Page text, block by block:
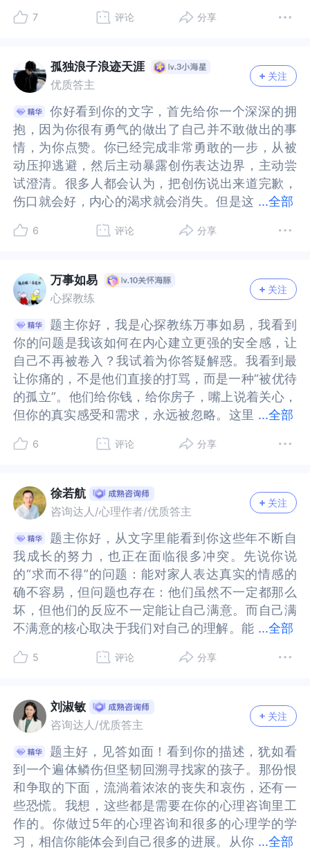
妹给我买的迪士尼玩偶，还是给我生日祝福我都记
得，我也都回礼，小姑妈给我买的东西我也会通过
被小姑妈推着的，小时候和妹妹相处就有这种感
觉，反正这次我明确表达了自己的需求都被小姑妈
说不要录音他说好但实言了，第二次再说不知道他
删没删，我温和而坚定地拒绝了后妈让我回家吃饭
的要求。我做这些是为了把我心里那些积压太久的
脓液，亲手挤出来。但我发现，即使我做了这么
多，内心的渴望和恨意依然在翻涌。我渴望一份平
等的、真诚的爱，但我看到他们的局限，他们给不
了。所以，我想探索的是：在看清了他们的局限、
的泥潭？以及，面对未来他们可能继续用房子、财
产等方式来尝试控制我时，我该如何在内心建立更
妹给我买的迪士尼玩偶，还是给我生日祝福我都记
得，我也都回礼，小姑妈给我买的东西我也会通过
被小姑妈推着的，小时候和妹妹相处就有这种感
觉，反正这次我明确表达了自己的需求都被小姑妈
说不要录音他说好但实言了，第二次再说不知道他
删没删，我温和而坚定地拒绝了后妈让我回家吃饭
的要求。我做这些是为了把我心里那些积压太久的
脓液，亲手挤出来。但我发现，即使我做了这么
多，内心的渴望和恨意依然在翻涌。我渴望一份平
等的、真诚的爱，但我看到他们的局限，他们给不
了。所以，我想探索的是：在看清了他们的局限、
的泥潭？以及，面对未来他们可能继续用房子、财
产等方式来尝试控制我时，我该如何在内心建立更
但没有这个家庭，我们或许还不能健康地在这里交
流。可能过去的自己很不幸，但是我们的人生是要
解或成长是陪伴自己内在的小孩长大。那么什么是
内在小孩呢？就是小时候受伤的自己内化的结果。
的，是缺少照顾和支持的。那么这些甚至还有更多
就是自身内在小孩的需求。把自己当成小孩，按照
自己理想的家庭成员去陪伴内在小孩成长。有太多
的伤痛，所以需要一个港湾来疗愈自己。爱是一种
伟大而无声的力量。可以治愈一切的伤痛。当你有
了一个陪伴着你的爱人，生活平静幸福，原生家庭
所带来的创伤也就渐渐在时间中痊愈了。也许你没
为自己最好的原生家庭。你可以给自己从未拥有过
的温柔，做那个为自己遮风挡雨的大人。你完全有
补回来。当你成为自己最稳固的依靠，曾经缺失的
安全感便会从心底生根发芽，最终长成一棵足以抵
御风雨的大树。
个家庭，我们或许还不能健康地在这里交流。可能
过去的自己很不幸，但是我们的人生是要继续不幸
是陪伴自己内在的小孩长大。那么什么是内在小孩
呢？就是小时候受伤的自己内化的结果。一个没有
少照顾和支持的。那么这些甚至还有更多就是自身
内在小孩的需求。把自己当成小孩，按照自己理想
的家庭成员去陪伴内在小孩成长。有太多的伤痛，
所以需要一个港湾来疗愈自己。爱是一种伟大而无
声的力量。可以治愈一切的伤痛。当你有了一个陪
伴着你的爱人，生活平静幸福，原生家庭所带来的
创伤也就渐渐在时间中痊愈了。也许你没有一个好
好的原生家庭。你可以给自己从未拥有过的温柔，
做那个为自己遮风挡雨的大人。你完全有能力改写
当你成为自己最稳固的依靠，曾经缺失的安全感便
会从心底生根发芽，最终长成一棵足以抵御风雨的
大树。
实很痛苦的，需要自己去看到早期那些过往。我举
一下，其实并没有效果。如果里面有炎症，依然看
到的是内在伤口，甚至很多时候处理的时候是很痛
苦的。内心也是如此，有些人假装幸福，假装快
乐，看似快乐背后久了会麻木。我们学过心理学都
知道，情绪是个捣蛋鬼，随时会出来，不受控制。
只要不被看到的情绪，在日常生活中都会随时影响
我们。你现在愿意处理和原生家庭的关系，并且是
想做到真正的“课题分离”。童年时期的你，经历了
很多事情。对一个孩子来说，这些都是生命中重要
的事情，甚至对成年人来说，母亲的离去也是创
伤，需要去哀悼，去看见内心深处的痛苦。课题分
你的真实感受和需求，永远被忽略。这里我们可以
思考一下，我们自己了解自己的真实感受和需求
一想，我们会了解身边哪个人真实的感受和需求
呢？除非我们自己知道，或者对方知道，坦诚说出
来，我们也许可以知道一些。最近你在做“把脓包挑
破”的事情，主要是你知道了自己必须这样去做：这
就是你为自己负责，也知道自己必须这样做。这样
的你其实是信任自己的，真正了解自己内心了，你
需要这样去做，这个“感受和需求”是真实的。也说
好。”所以，我是认同你这样去做，并且敢于为自己
负责，你对自己信任，其实自己对自己有安全感的
呢。【关于成长】这个端午节，你做了很不一样的
事。首先你敢于愤怒，和表弟（小舅舅儿子）吵
架，去表达愤怒和渴望。还有需要妹妹的关心，能
感受到你其实内心很在意他们。表弟和表妹对你的
态度，让你不舒服，主要是他们有人帮助？例如小
姑妈会因妹妹忙挡着了。如果我们要课题分离的
话，你可以表达自己的感受，别人如何回应是别人
己做主，而他们还有人照顾。你的感受是什么呢？
这里其实很复杂，有兄弟姐妹感情，也有如你说的
渴望一份平等的、真诚的爱。让我想起我的妈妈，
总是横在我和姐姐和其他家人之间。之前我也有愤
怒，在妈妈心里姐姐需要保护，需要帮她做主。而
我是可以自己处理的，后来我看到自己愤怒背后的
期待。慢慢没有期待，就会平静。就如你说你看到
他们的局限，他们给不了。这个过程我们真正为自
苦的，需要自己去看到早期那些过往。我举个不恰
其实并没有效果。如果里面有炎症，依然看到的是
内在伤口，甚至很多时候处理的时候是很痛苦的。
内心也是如此，有些人假装幸福，假装快乐，看似
快乐背后久了会麻木。我们学过心理学都知道，情
绪是个捣蛋鬼，随时会出来，不受控制。只要不被
看到的情绪，在日常生活中都会随时影响我们。你
现在愿意处理和原生家庭的关系，并且是想做到真
正的“课题分离”。童年时期的你，经历了很多事
情。对一个孩子来说，这些都是生命中重要的事
情，甚至对成年人来说，母亲的离去也是创伤，需
要去哀悼，去看见内心深处的痛苦。课题分离是分
实感受和需求，永远被忽略。这里我们可以思考一
下，我们自己了解自己的真实感受和需求吗？是不
们会了解身边哪个人真实的感受和需求呢？除非我
们自己知道，或者对方知道，坦诚说出来，我们也
许可以知道一些。最近你在做“把脓包挑破”的事
情，主要是你知道了自己必须这样去做：这就是你
为自己负责，也知道自己必须这样做。这样的你其
实是信任自己的，真正了解自己内心了，你需要这
样去做，这个“感受和需求”是真实的。也说明其实
好。”所以，我是认同你这样去做，并且敢于为自己
负责，你对自己信任，其实自己对自己有安全感的
呢。【关于成长】这个端午节，你做了很不一样的
事。首先你敢于愤怒，和表弟（小舅舅儿子）吵
架，去表达愤怒和渴望。还有需要妹妹的关心，能
感受到你其实内心很在意他们。表弟和表妹对你的
态度，让你不舒服，主要是他们有人帮助？例如小
姑妈会因妹妹忙挡着了。如果我们要课题分离的
话，你可以表达自己的感受，别人如何回应是别人
己做主，而他们还有人照顾。你的感受是什么呢？
这里其实很复杂，有兄弟姐妹感情，也有如你说的
渴望一份平等的、真诚的爱。让我想起我的妈妈，
总是横在我和姐姐和其他家人之间。之前我也有愤
怒，在妈妈心里姐姐需要保护，需要帮她做主。而
我是可以自己处理的，后来我看到自己愤怒背后的
期待。慢慢没有期待，就会平静。就如你说你看到
他们的局限，他们给不了。这个过程我们真正为自
7 评论 分享
孤独浪子浪迹天涯
优质答主
关注
...全部
你好看到你的文字，首先给你一个深深的拥
抱，因为你很有勇气的做出了自己并不敢做出的事
情，为你点赞。你已经完成非常勇敢的一步，从被
动压抑逃避，然后主动暴露创伤表达边界，主动尝
试澄清。很多人都会认为，把创伤说出来道完歉，
伤口就会好，内心的渴求就会消失。但是这
因为自己不够好配不上真心的偏爱。我们的内心深
己被主动看见，被在意，情绪被重视的家庭归属
感。如何破解：首先，尝试让渴求的关爱和残留的
恨意和平相处，停止内耗。承认父母和亲戚们的原
生家庭模式限制，他们只会用钱安排人情往来表达
关心，没有共情能力，这是他们的局限性，而不是
针对我们自己。尝试告诉自己，我内心那个小时候
受伤的孩子依然会难过和渴望关爱这是被允许的，
不用批评自己为什么还放不下。第二，把从外向外
求的依恋期待转向自我向内求。我们之所以会痛
苦，是因为一直把确认自己值得被爱的权利交给了
原生家庭，但其实想要得到爱，不是划清边界就结
我感到委屈时，我会不会安抚自己，而不是责怪自
己敏感我，当我失望的时候，我能否接纳自己的难
己的所有，允许所有的发生，同时我们也能给自己
安全感。第三，区分物质馈赠和情感绑架，物质是
物质，情感是情感，接受物质不代表我要让出我的
情绪边界，人格对立等等，他们愿意给予财产等是
他们的选择，不等于我们需要顺从他们的安排，选
择等等，不必因为接受了物质就自我绑架，很多时
候，我们容易被裹挟，是因为内在产生了亏欠感，
格从属。最后，建立自己的安全感，降低对原生家
庭务实的心理依赖，我们不必在意原生家庭是否能
交，无法深爱，包括那些父亲和亲戚等等复杂的关
系。强化自己的收入规划，即便没有家庭给予的财
产也能独立生活，当我们不害怕失去物质馈赠，别
人就很难用那些来拿捏自己。我们可以长期学习心
理学，坚持自我觉察，把过往的创伤经历转化为自
抱，因为你很有勇气的做出了自己并不敢做出的事
情，为你点赞。你已经完成非常勇敢的一步，从被
动压抑逃避，然后主动暴露创伤表达边界，主动尝
试澄清。很多人都会认为，把创伤说出来道完歉，
伤口就会好，内心的渴求就会消失。但是这种被积
己不够好配不上真心的偏爱。我们的内心深处是从
动看见，被在意，情绪被重视的家庭归属感。如何
破解：首先，尝试让渴求的关爱和残留的恨意和平
相处，停止内耗。承认父母和亲戚们的原生家庭模
式限制，他们只会用钱安排人情往来表达关心，没
有共情能力，这是他们的局限性，而不是针对我们
自己。尝试告诉自己，我内心那个小时候受伤的孩
子依然会难过和渴望关爱这是被允许的，不用批评
自己为什么还放不下。第二，把从外向外求的依恋
期待转向自我向内求。我们之所以会痛苦，是因为
一直把确认自己值得被爱的权利交给了原生家庭，
但其实想要得到爱，不是划清边界就结束，而是完
时，我会不会安抚自己，而不是责怪自己敏感我，
当我失望的时候，我能否接纳自己的难过，而不是
允许所有的发生，同时我们也能给自己安全感。第
三，区分物质馈赠和情感绑架，物质是物质，情感
是情感，接受物质不代表我要让出我的情绪边界，
人格对立等等，他们愿意给予财产等是他们的选
择，不等于我们需要顺从他们的安排，选择等等，
不必因为接受了物质就自我绑架，很多时候，我们
容易被裹挟，是因为内在产生了亏欠感，觉得拿了
最后，建立自己的安全感，降低对原生家庭务实的
心理依赖，我们不必在意原生家庭是否能治愈自己
爱，包括那些父亲和亲戚等等复杂的关系。强化自
己的收入规划，即便没有家庭给予的财产也能独立
生活，当我们不害怕失去物质馈赠，别人就很难用
那些来拿捏自己。我们可以长期学习心理学，坚持
自我觉察，把过往的创伤经历转化为自我觉察的资
6 评论 分享
万事如易
心探教练
关注
...全部
题主你好，我是心探教练万事如易，我看到
你的问题是我该如何在内心建立更强的安全感，让
自己不再被卷入？我试着为你答疑解惑。我看到最
让你痛的，不是他们直接的打骂，而是一种“被优待
的孤立”。他们给你钱，给你房子，嘴上说着关心，
但你的真实感受和需求，永远被忽略。这里
家人和亲人真诚对待的感觉，你知道家人可能出于
跟她们不同的世界来特殊对待的，这种特殊让你感
觉不真诚，也没有跟亲人建立任何情感联结。但你
渴望能够得到亲人真正的接纳，关心和对待，你渴
望跟亲戚建立真正的感情，而不是互相之间讨好、
假客气或者出于家长要求而被迫无奈的交往。你很
努力学习心理学，做心理咨询疗愈自己，你也通过
付诸行动，做出自己以前不敢做的事如拉黑、拒绝
表达自己的愤怒，来证明自己是可以改变的。你通
过主动挑破挑破，勇敢面对和联系母亲这边的亲
戚，表达希望跟弟妹建立真诚平等尊重友好的关系
的需求等等，你发现自己做了这么多，内心的恨意
的平等真诚的爱。你想知道，在看清了亲戚们的局
限、你也表达了自己的真实感受之后，你要如何与
进内耗的泥潭？以及，面对未来亲戚们可能继续用
房子、财产等方式来尝试控制你时，你该如何在内
心建立更强的安全感，让自己不再被卷。我看到你
想努力活出自我，找到爱和内心的平静，也希望更
好得保护自己的心情。渴望和恨意，可以通过表达
你的问题是我该如何在内心建立更强的安全感，让
自己不再被卷入？我试着为你答疑解惑。我看到最
让你痛的，不是他们直接的打骂，而是一种“被优待
的孤立”。他们给你钱，给你房子，嘴上说着关心，
但你的真实感受和需求，永远被忽略。这里有一种
亲人真诚对待的感觉，你知道家人可能出于客气或
不同的世界来特殊对待的，这种特殊让你感觉不真
诚，也没有跟亲人建立任何情感联结。但你渴望能
够得到亲人真正的接纳，关心和对待，你渴望跟亲
戚建立真正的感情，而不是互相之间讨好、假客气
或者出于家长要求而被迫无奈的交往。你很努力学
习心理学，做心理咨询疗愈自己，你也通过付诸行
动，做出自己以前不敢做的事如拉黑、拒绝表达自
己的愤怒，来证明自己是可以改变的。你通过主动
挑破挑破，勇敢面对和联系母亲这边的亲戚，表达
希望跟弟妹建立真诚平等尊重友好的关系的需求等
等，你发现自己做了这么多，内心的恨意和渴望还
诚的爱。你想知道，在看清了亲戚们的局限、你也
表达了自己的真实感受之后，你要如何与这份求不
泥潭？以及，面对未来亲戚们可能继续用房子、财
产等方式来尝试控制你时，你该如何在内心建立更
强的安全感，让自己不再被卷。我看到你想努力活
出自我，找到爱和内心的平静，也希望更好得保护
自己的心情。渴望和恨意，可以通过表达自己和付
6 评论 分享
徐若航
咨询达人/心理作者/优质答主
关注
...全部
题主你好，从文字里能看到你这些年不断自
我成长的努力，也正在面临很多冲突。先说你说
的“求而不得”的问题：能对家人表达真实的情感的
确不容易，但问题也存在：他们虽然不一定都那么
坏，但他们的反应不一定能让自己满意。而自己满
不满意的核心取决于我们对自己的理解。能
指望他们。这会涉及到心理学上讲的“哀悼”：从自
感，把那些情感收回自身，因此来完善自己的心理
功能，把能量投到适合的地方。操作层面来说，和
家人相处的时候，核心在于理解他们是怎么影响自
己的，然后把他们当成和自己平等的独立的人看
待，再决定如何和他们相处。有些人可能可以修复
关系，有些人可能只能给自己一些借鉴作用，让自
己理解自己；有些人只能远离，或者只有心理上的
意义，而难以在现实中建立多好的关系。然后是“财
产”“房子”什么的问题：这里一部分是现实问题，需
我成长的努力，也正在面临很多冲突。先说你说
的“求而不得”的问题：能对家人表达真实的情感的
确不容易，但问题也存在：他们虽然不一定都那么
坏，但他们的反应不一定能让自己满意。而自己满
不满意的核心取决于我们对自己的理解。能和他们
们。这会涉及到心理学上讲的“哀悼”：从自己对别
些情感收回自身，因此来完善自己的心理功能，把
能量投到适合的地方。操作层面来说，和家人相处
的时候，核心在于理解他们是怎么影响自己的，然
后把他们当成和自己平等的独立的人看待，再决定
如何和他们相处。有些人可能可以修复关系，有些
人可能只能给自己一些借鉴作用，让自己理解自
己；有些人只能远离，或者只有心理上的意义，而
难以在现实中建立多好的关系。然后是“财产”“房
子”什么的问题：这里一部分是现实问题，需要自己
5 评论 分享
刘淑敏
咨询达人/优质答主
关注
...全部
题主好，见答如面！看到你的描述，犹如看
到一个遍体鳞伤但坚韧回溯寻找家的孩子。那份恨
和争取的下面，流淌着浓浓的丧失和哀伤，还有一
些恐慌。我想，这些都是需要在你的心理咨询里工
作的。你做过5年的心理咨询和很多的心理学的学
习，相信你能体会到自己很多的进展。从你
到一个遍体鳞伤但坚韧回溯寻找家的孩子。那份恨
和争取的下面，流淌着浓浓的丧失和哀伤，还有一
些恐慌。我想，这些都是需要在你的心理咨询里工
作的。你做过5年的心理咨询和很多的心理学的学
习，相信你能体会到自己很多的进展。从你现在的